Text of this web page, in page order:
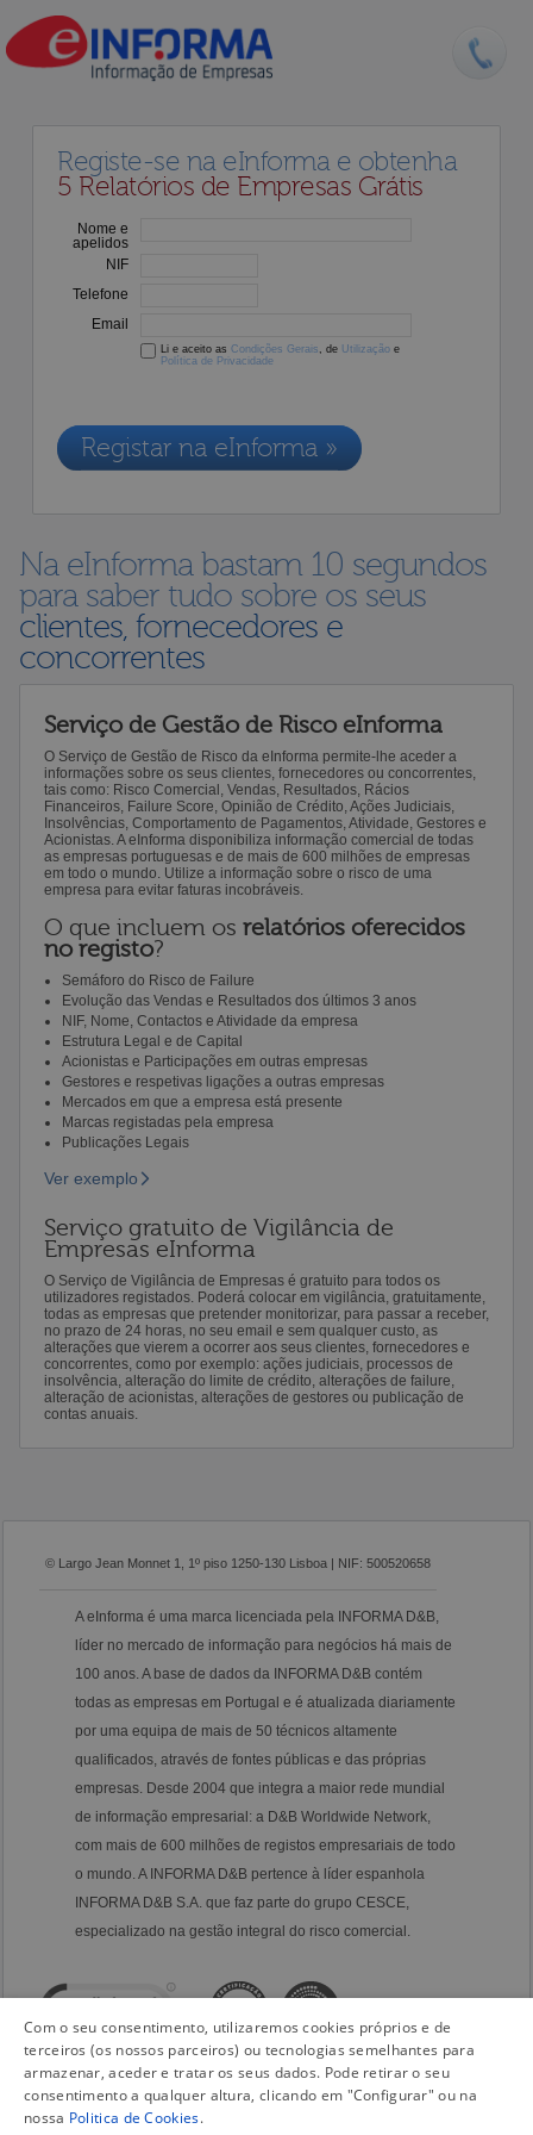
Registe-se na eInforma e obtenha
5 Relatórios de Empresas Grátis
Nome e
apelidos
NIF
Telefone
Email
Li e aceito as Condições Gerais , de Utilização e
Política de Privacidade
Registar na eInforma »
Na eInforma bastam 10 segundos
para saber tudo sobre os seus
clientes, fornecedores e
concorrentes
Serviço de Gestão de Risco eInforma
O Serviço de Gestão de Risco da eInforma permite-lhe aceder a
informações sobre os seus clientes, fornecedores ou concorrentes,
tais como: Risco Comercial, Vendas, Resultados, Rácios
Financeiros, Failure Score, Opinião de Crédito, Ações Judiciais,
Insolvências, Comportamento de Pagamentos, Atividade, Gestores e
Acionistas. A eInforma disponibiliza informação comercial de todas
as empresas portuguesas e de mais de 600 milhões de empresas
em todo o mundo. Utilize a informação sobre o risco de uma
empresa para evitar faturas incobráveis.
O que incluem os relatórios oferecidos
no registo?
Semáforo do Risco de Failure
Evolução das Vendas e Resultados dos últimos 3 anos
NIF, Nome, Contactos e Atividade da empresa
Estrutura Legal e de Capital
Acionistas e Participações em outras empresas
Gestores e respetivas ligações a outras empresas
Mercados em que a empresa está presente
Marcas registadas pela empresa
Publicações Legais
Ver exemplo
Serviço gratuito de Vigilância de
Empresas eInforma
O Serviço de Vigilância de Empresas é gratuito para todos os
utilizadores registados. Poderá colocar em vigilância, gratuitamente,
todas as empresas que pretender monitorizar, para passar a receber,
no prazo de 24 horas, no seu email e sem qualquer custo, as
alterações que vierem a ocorrer aos seus clientes, fornecedores e
concorrentes, como por exemplo: ações judiciais, processos de
insolvência, alteração do limite de crédito, alterações de failure,
alteração de acionistas, alterações de gestores ou publicação de
contas anuais.
© Largo Jean Monnet 1, 1º piso 1250-130 Lisboa | NIF: 500520658
A eInforma é uma marca licenciada pela INFORMA D&B,
líder no mercado de informação para negócios há mais de
100 anos. A base de dados da INFORMA D&B contém
todas as empresas em Portugal e é atualizada diariamente
por uma equipa de mais de 50 técnicos altamente
qualificados, através de fontes públicas e das próprias
empresas. Desde 2004 que integra a maior rede mundial
de informação empresarial: a D&B Worldwide Network,
com mais de 600 milhões de registos empresariais de todo
o mundo. A INFORMA D&B pertence à líder espanhola
INFORMA D&B S.A. que faz parte do grupo CESCE,
especializado na gestão integral do risco comercial.
Com o seu consentimento, utilizaremos cookies próprios e de
terceiros (os nossos parceiros) ou tecnologias semelhantes para
armazenar, aceder e tratar os seus dados. Pode retirar o seu
consentimento a qualquer altura, clicando em "Configurar" ou na
nossa Politica de Cookies.